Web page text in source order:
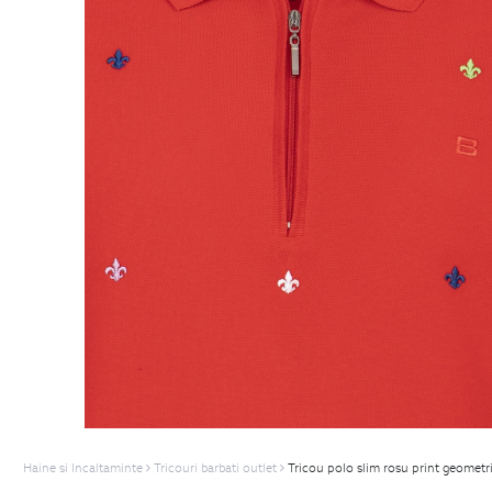
Haine si Incaltaminte Tricouri barbati outlet Tricou polo slim rosu print